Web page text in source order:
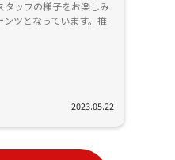
タッフの様子をお楽しみ
ツとなっています。推
2023.05.22